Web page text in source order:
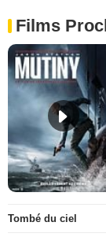
Films
Tombé du ciel